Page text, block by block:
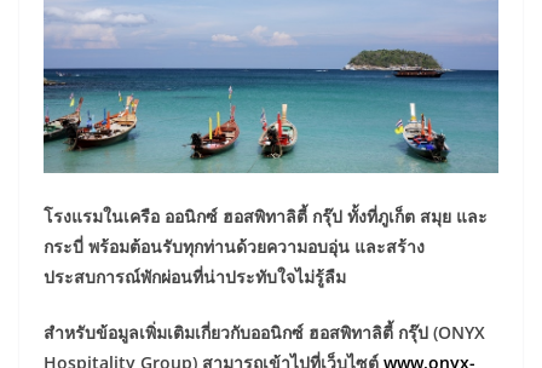
โรงแรมในเครือ ออนิกซ์ ฮอสพิทาลิตี้ กรุ๊ป ทั้งที่ภูเก็ต สมุย และ
กระบี่ พร้อมต้อนรับทุกท่านด้วยความอบอุ่น และสร้าง
ประสบการณ์พักผ่อนที่น่าประทับใจไม่รู้ลืม
สำหรับข้อมูลเพิ่มเติมเกี่ยวกับออนิกซ์ ฮอสพิทาลิตี้ กรุ๊ป (ONYX
Hospitality Group) สามารถเข้าไปที่เว็บไซต์ www.onyx-